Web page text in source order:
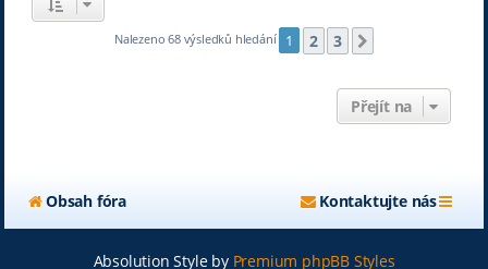
Nalezeno 68 výsledků hledání 1 2 3
Přejít na
Obsah fóra Kontaktujte nás
Absolution Style by Premium phpBB Styles